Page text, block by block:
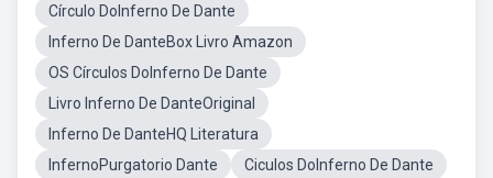
Círculo DoInferno De Dante
Inferno De DanteBox Livro Amazon
OS Círculos DoInferno De Dante
Livro Inferno De DanteOriginal
Inferno De DanteHQ Literatura
InfernoPurgatorio Dante
Ciculos DoInferno De Dante